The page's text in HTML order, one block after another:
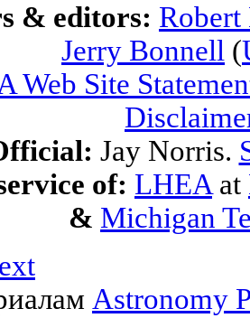
& editors:
Jerry Bonnell (
Web Site
Jay Norris.
of: LHEA at
& Michigan
Astronomy